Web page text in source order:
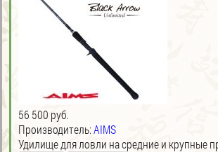
56 500 руб.
Производитель:AIMS
Удилище для ловли на средние и крупные